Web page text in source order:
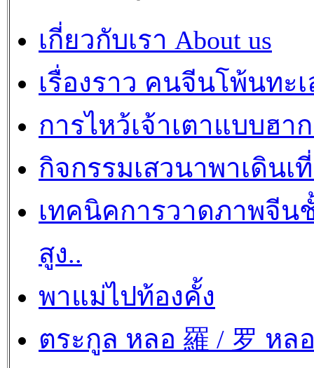
เกี่ยวกับเรา About us
เรื่องราว คนจีนโพ้นทะ
การไหว้เจ้าเตาแบบฮา
กิจกรรมเสวนาพาเดินเ
เทคนิคการวาดภาพจีน
สูง..
พาแม่ไปท้องคั้ง
ตระกูล หลอ 羅 / 罗 หล